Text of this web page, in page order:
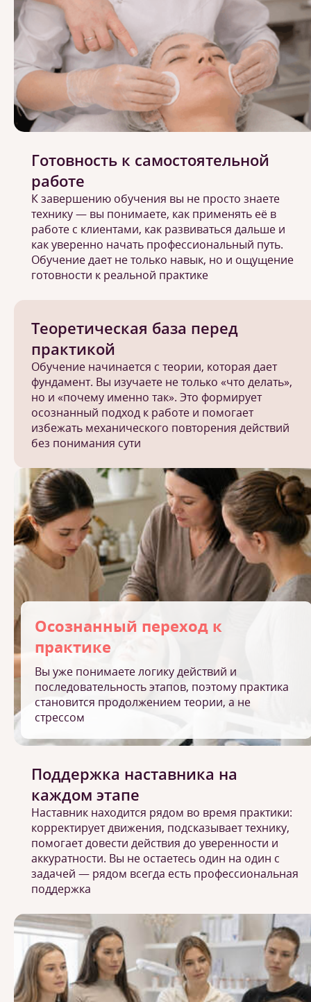
Теоретическая база перед
практикой
Обучение начинается с теории, которая дает
фундамент. Вы изучаете не только «что делать»,
но и «почему именно так». Это формирует
осознанный подход к работе и помогает
избежать механического повторения действий
без понимания сути
Осознанный переход к
практике
Вы уже понимаете логику действий и
последовательность этапов, поэтому практика
становится продолжением теории, а не
стрессом
Поддержка наставника на
каждом этапе
Наставник находится рядом во время практики:
корректирует движения, подсказывает технику,
помогает довести действия до уверенности и
аккуратности. Вы не остаетесь один на один с
задачей — рядом всегда есть профессиональная
поддержка
Готовность к самостоятельной
работе
К завершению обучения вы не просто знаете
технику — вы понимаете, как применять её в
работе с клиентами, как развиваться дальше и
как уверенно начать профессиональный путь.
Обучение дает не только навык, но и ощущение
готовности к реальной практике